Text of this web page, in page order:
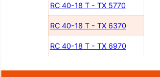
RC 40-18 T - TX 5770
RC 40-18 T - TX 6370
RC 40-18 T - TX 6970